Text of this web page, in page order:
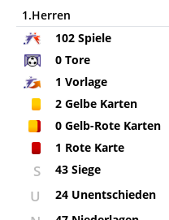
1.Herren
102 Spiele
0 Tore
1 Vorlage
2 Gelbe Karten
0 Gelb-Rote Karten
1 Rote Karte
S 43 Siege
U 24 Unentschieden